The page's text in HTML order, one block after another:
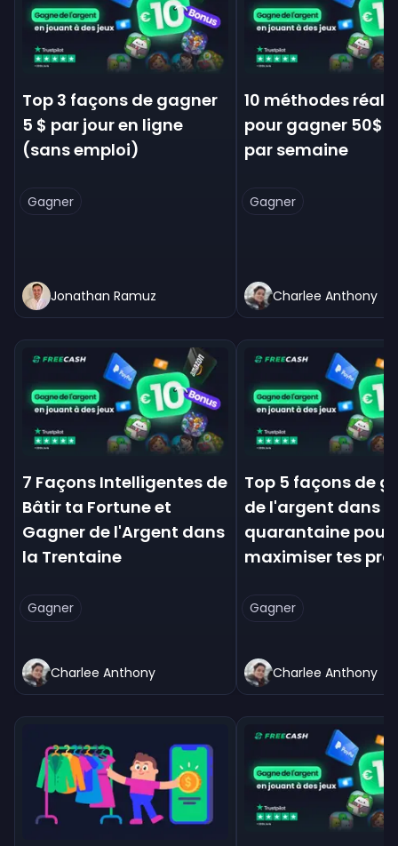
Top 3 façons de gagner
5 $ par jour en ligne
(sans emploi)
Gagner
Jonathan Ramuz
10 méthodes
pour gagner 50$
par semaine
Gagner
Charlee Anthony
7 Façons Intelligentes de
Bâtir ta Fortune et
Gagner de l'Argent dans
la Trentaine
Gagner
Charlee Anthony
Top 5 façons de
de l'argent dans
quarantaine pour
maximiser tes
Gagner
Charlee Anthony